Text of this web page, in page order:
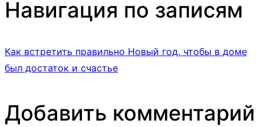
Навигация по записям
Как встретить правильно Новый год, чтобы в доме
был достаток и счастье
Добавить комментарий